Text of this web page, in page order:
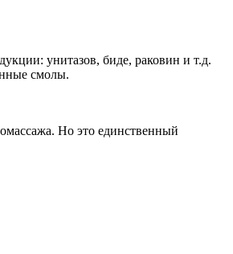
унитазов, биде, раковин и т.д.
смолы.
Но это единственный